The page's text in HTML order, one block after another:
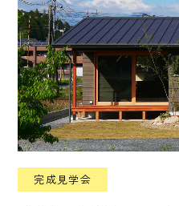
完成見学会